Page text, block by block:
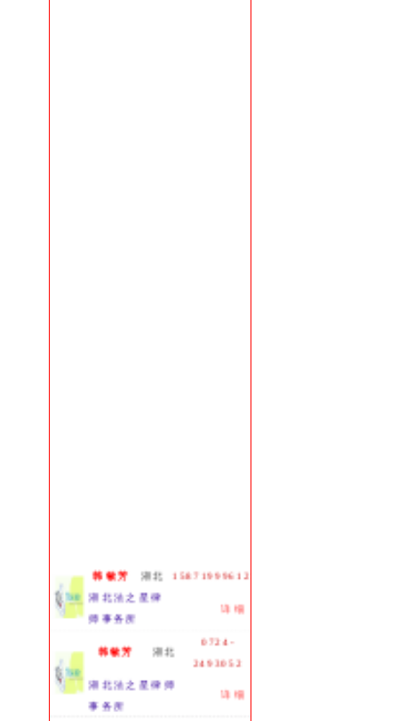
韩敏芳 湖北
15871999612
湖北法之星律
师事务所
详细
韩敏芳 湖北
0724-
2493052
湖北法之星律师
事务所
详细